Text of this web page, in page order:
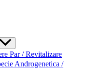
Par / Revitalizare
Androgenetica /